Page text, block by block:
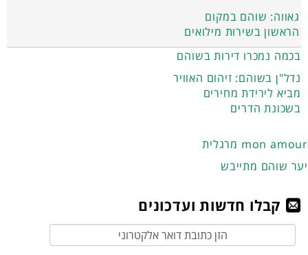
גאווה: שוהם במקום
הראשון בשירות מילואים
בכמה נמכרו דירות בשוהם
נדל"ן בשוהם: זיהום האוויר
מביא לירידת מחירים
בשכונת הדרים
מרגלית mon amour
יער שוהם מתייבש
קבלו חדשות ועדכונים